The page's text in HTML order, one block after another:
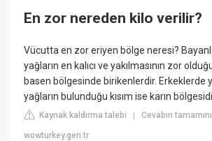
En zor nereden kilo verilir?
Vücutta en zor eriyen bölge neresi?
yağların en kalıcı ve yakılmasının zor
basen bölgesinde birikenlerdir. Erkeklerde
yağların bulunduğu kısım ise karın
Kaynak kaldırma talebi |Cevabın
wowturkey.gen.tr